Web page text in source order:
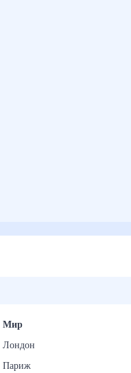
Мир
Лондон